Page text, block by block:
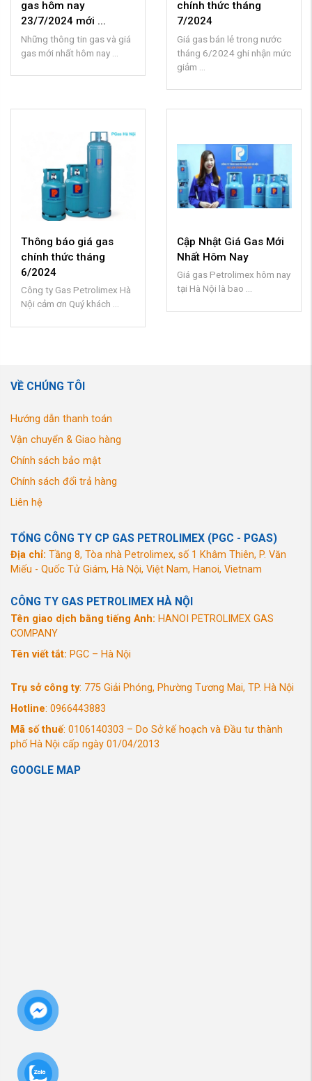
gas hôm nay
23/7/2024 mới ...
Những thông tin gas và giá
gas mới nhất hôm nay ...
chính thức tháng
7/2024
Giá gas bán lẻ trong nước
tháng 6/2024 ghi nhận mức
giảm ...
Thông báo giá gas
chính thức tháng
6/2024
Công ty Gas Petrolimex Hà
Nội cảm ơn Quý khách ...
Cập Nhật Giá Gas Mới
Nhất Hôm Nay
Giá gas Petrolimex hôm nay
tại Hà Nội là bao ...
VỀ CHÚNG TÔI
Hướng dẫn thanh toán
Vận chuyển & Giao hàng
Chính sách bảo mật
Chính sách đổi trả hàng
Liên hệ
TỔNG CÔNG TY CP GAS PETROLIMEX (PGC - PGAS)
Địa chỉ: Tầng 8, Tòa nhà Petrolimex, số 1 Khâm Thiên, P. Văn
Miếu - Quốc Tử Giám, Hà Nội, Việt Nam, Hanoi, Vietnam
CÔNG TY GAS PETROLIMEX HÀ NỘI
Tên giao dịch bằng tiếng Anh: HANOI PETROLIMEX GAS
COMPANY
Tên viết tắt: PGC – Hà Nội
Trụ sở công ty: 775 Giải Phóng, Phường Tương Mai, TP. Hà Nội
Hotline: 0966443883
Mã số thuế: 0106140303 – Do Sở kế hoạch và Đầu tư thành
phố Hà Nội cấp ngày 01/04/2013
GOOGLE MAP